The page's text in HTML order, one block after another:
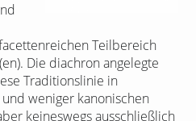
Teilbereich
Die diachron angelegte
Traditionslinie in
weniger kanonischen
keineswegs ausschließlich